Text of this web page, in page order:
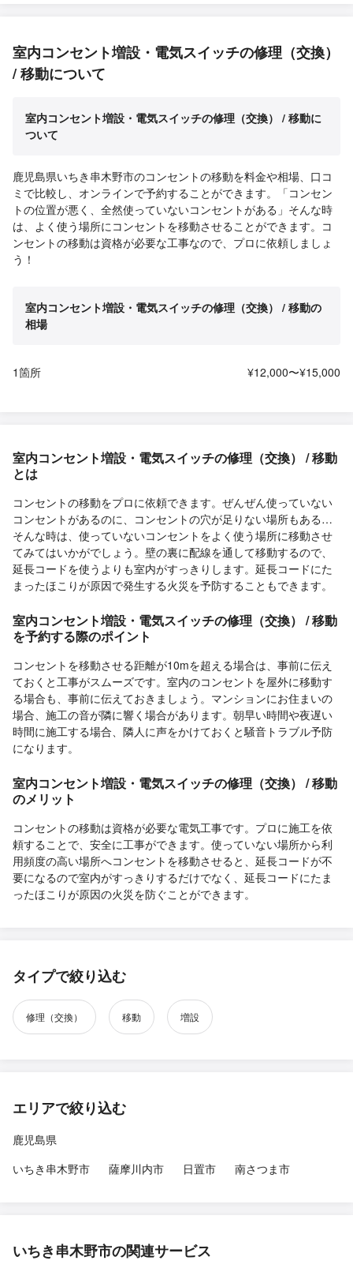
室内コンセント増設・電気スイッチの修理（交換）
/ 移動について
室内コンセント増設・電気スイッチの修理（交換） / 移動に
ついて
鹿児島県いちき串木野市のコンセントの移動を料金や相場、口コ
ミで比較し、オンラインで予約することができます。「コンセン
トの位置が悪く、全然使っていないコンセントがある」そんな時
は、よく使う場所にコンセントを移動させることができます。コ
ンセントの移動は資格が必要な工事なので、プロに依頼しましょ
う！
室内コンセント増設・電気スイッチの修理（交換） / 移動の
相場
1箇所 ¥12,000〜¥15,000
室内コンセント増設・電気スイッチの修理（交換） / 移動
とは
コンセントの移動をプロに依頼できます。ぜんぜん使っていない
コンセントがあるのに、コンセントの穴が足りない場所もある…
そんな時は、使っていないコンセントをよく使う場所に移動させ
てみてはいかがでしょう。壁の裏に配線を通して移動するので、
延長コードを使うよりも室内がすっきりします。延長コードにた
まったほこりが原因で発生する火災を予防することもできます。
室内コンセント増設・電気スイッチの修理（交換） / 移動
を予約する際のポイント
コンセントを移動させる距離が10mを超える場合は、事前に伝え
ておくと工事がスムーズです。室内のコンセントを屋外に移動す
る場合も、事前に伝えておきましょう。マンションにお住まいの
場合、施工の音が隣に響く場合があります。朝早い時間や夜遅い
時間に施工する場合、隣人に声をかけておくと騒音トラブル予防
になります。
室内コンセント増設・電気スイッチの修理（交換） / 移動
のメリット
コンセントの移動は資格が必要な電気工事です。プロに施工を依
頼することで、安全に工事ができます。使っていない場所から利
用頻度の高い場所へコンセントを移動させると、延長コードが不
要になるので室内がすっきりするだけでなく、延長コードにたま
ったほこりが原因の火災を防ぐことができます。
タイプで絞り込む
修理（交換） 移動 増設
エリアで絞り込む
鹿児島県
いちき串木野市
薩摩川内市 日置市 南さつま市
いちき串木野市の関連サービス